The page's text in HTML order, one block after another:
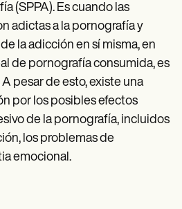
(SPPA). Es cuando las
adictas a la pornografía y
la adicción en sí misma, en
de pornografía consumida, es
pesar de esto, existe una
por los posibles efectos
de la pornografía, incluidos
los problemas de
emocional.